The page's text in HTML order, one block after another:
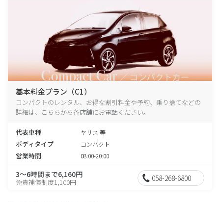
基本料金プラン（C1）
コンパクトのレンタル、お得な割引料金や予約、乗り捨てなどの
詳細は、こちらから各店舗にお電話ください。
代表車種 ヤリス 等
ボディタイプ コンパクト
営業時間 08:00-20:00
3～6時間まで6,160円
免責補償制度1,100円 058-268-6800